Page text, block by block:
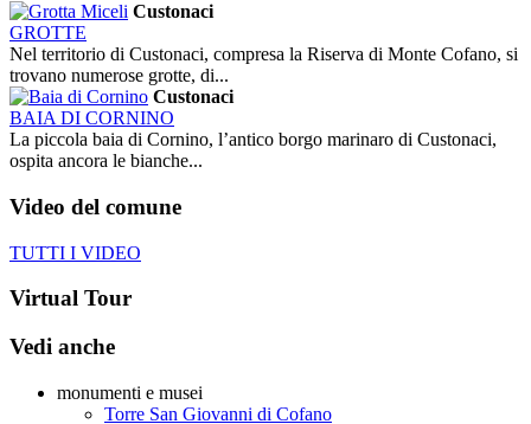
Custonaci
GROTTE
Nel territorio di Custonaci, compresa la Riserva di Monte Cofano, si
trovano numerose grotte, di...
Custonaci
BAIA DI CORNINO
La piccola baia di Cornino, l’antico borgo marinaro di Custonaci,
ospita ancora le bianche...
Video del comune
TUTTI I VIDEO
Virtual Tour
Vedi anche
monumenti e musei
Torre San Giovanni di Cofano